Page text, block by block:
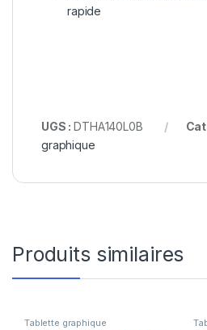
rapide
UGS :DTHA140L0B
graphique
Produits similaires
Tablette graphique